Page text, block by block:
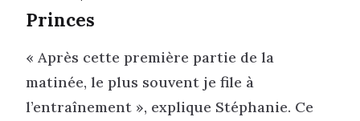
Princes
« Après cette première partie de la
matinée, le plus souvent je file à
l’entraînement », explique Stéphanie. Ce